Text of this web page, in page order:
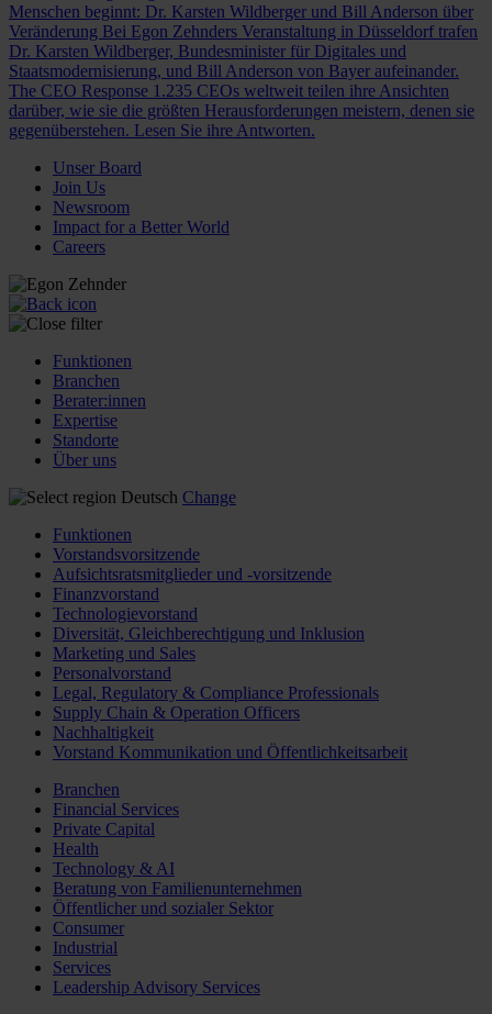
Menschen beginnt: Dr. Karsten Wildberger und Bill Anderson über
Veränderung Bei Egon Zehnders Veranstaltung in Düsseldorf trafen
Dr. Karsten Wildberger, Bundesminister für Digitales und
Staatsmodernisierung, und Bill Anderson von Bayer aufeinander.
The CEO Response 1.235 CEOs weltweit teilen ihre Ansichten
darüber, wie sie die größten Herausforderungen meistern, denen sie
gegenüberstehen. Lesen Sie ihre Antworten.
Unser Board
Join Us
Newsroom
Impact for a Better World
Careers
Funktionen
Branchen
Berater:innen
Expertise
Standorte
Über uns
Deutsch Change
Funktionen
Vorstandsvorsitzende
Aufsichtsratsmitglieder und -vorsitzende
Finanzvorstand
Technologievorstand
Diversität, Gleichberechtigung und Inklusion
Marketing und Sales
Personalvorstand
Legal, Regulatory & Compliance Professionals
Supply Chain & Operation Officers
Nachhaltigkeit
Vorstand Kommunikation und Öffentlichkeitsarbeit
Branchen
Financial Services
Private Capital
Health
Technology & AI
Beratung von Familienunternehmen
Öffentlicher und sozialer Sektor
Consumer
Industrial
Services
Leadership Advisory Services